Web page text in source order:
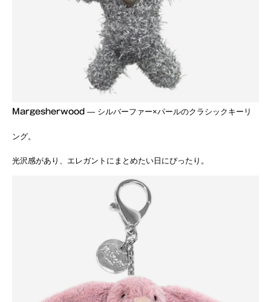
Margesherwood — シルバーファー×パールのクラシックキーリ
ング。
光沢感があり、エレガントにまとめたい日にぴったり。